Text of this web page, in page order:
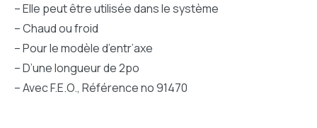
– Elle peut être utilisée dans le système
– Chaud ou froid
– Pour le modèle d’entr’axe
– D’une longueur de 2po
– Avec F.E.O., Référence no 91470